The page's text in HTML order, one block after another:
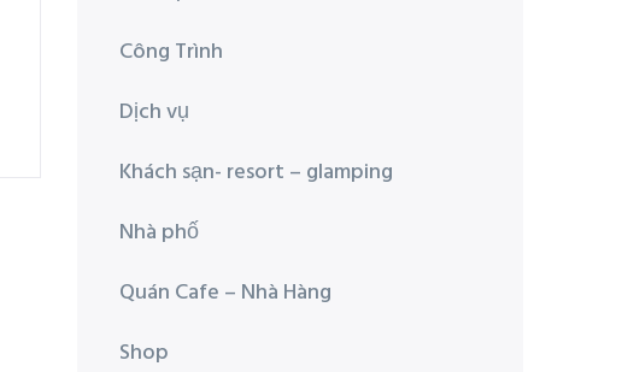
Công Trình
Dịch vụ
Khách sạn- resort – glamping
Nhà phố
Quán Cafe – Nhà Hàng
Shop